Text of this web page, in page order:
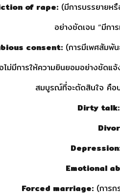
of rape: (มีการบรรยายห
อย่างชัดเจน “มีกา
consent:(การมีเพศสัมพัน
ไม่มีการให้ความยินยอมอย่างชัด
สมบูรณ์ที่จะตัดสินใจ คือบ
Dirty talk:
Emotional
Forced marriage: (การ